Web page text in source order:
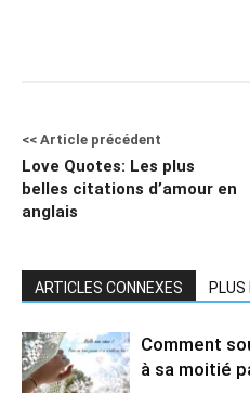
<< Article précédent
Love Quotes: Les plus
belles citations d’amour en
anglais
ARTICLES CONNEXES PLUS
Comment
à sa moitié